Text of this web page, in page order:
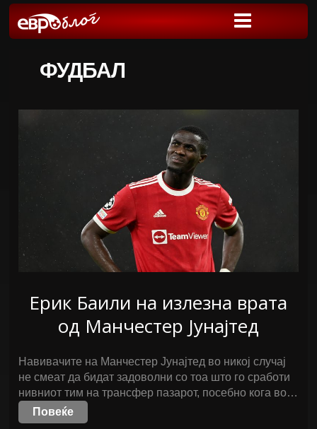
ФУДБАЛ
Ерик Баили на излезна врата
од Манчестер Јунајтед
Навивачите на Манчестер Јунајтед во никој случај
не смеат да бидат задоволни со тоа што го сработи
нивниот тим на трансфер пазарот, посебно кога во…
Повеќе